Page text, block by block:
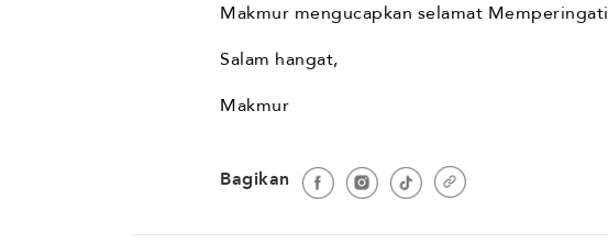
Makmur mengucapkan selamat Memperingati
Salam hangat,
Makmur
Bagikan